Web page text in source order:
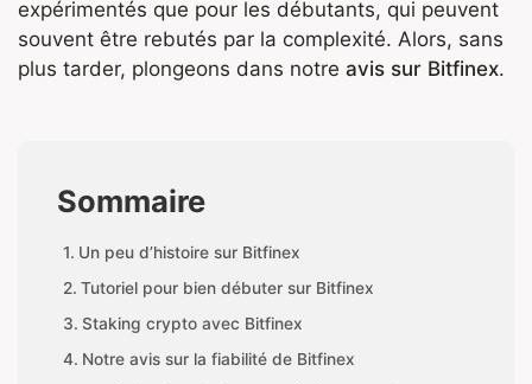
expérimentés que pour les débutants, qui peuvent
souvent être rebutés par la complexité. Alors, sans
plus tarder, plongeons dans notre avis sur Bitfinex.
Sommaire
Un peu d’histoire sur Bitfinex
Tutoriel pour bien débuter sur Bitfinex
Staking crypto avec Bitfinex
Notre avis sur la fiabilité de Bitfinex